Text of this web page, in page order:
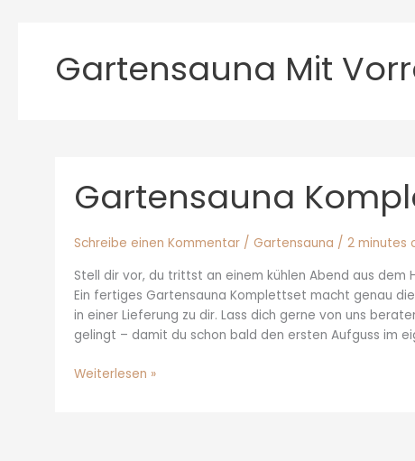
Gartensauna Mit
Gartensauna
Schreibe einen Kommentar / Gartensauna / 2 minutes
Stell dir vor, du trittst an einem kühlen Abend aus
Ein fertiges Gartensauna Komplettset macht genau
in einer Lieferung zu dir. Lass dich gerne von uns
gelingt – damit du schon bald den ersten Aufguss im
Gartensauna
Komplettset
Weiterlesen »